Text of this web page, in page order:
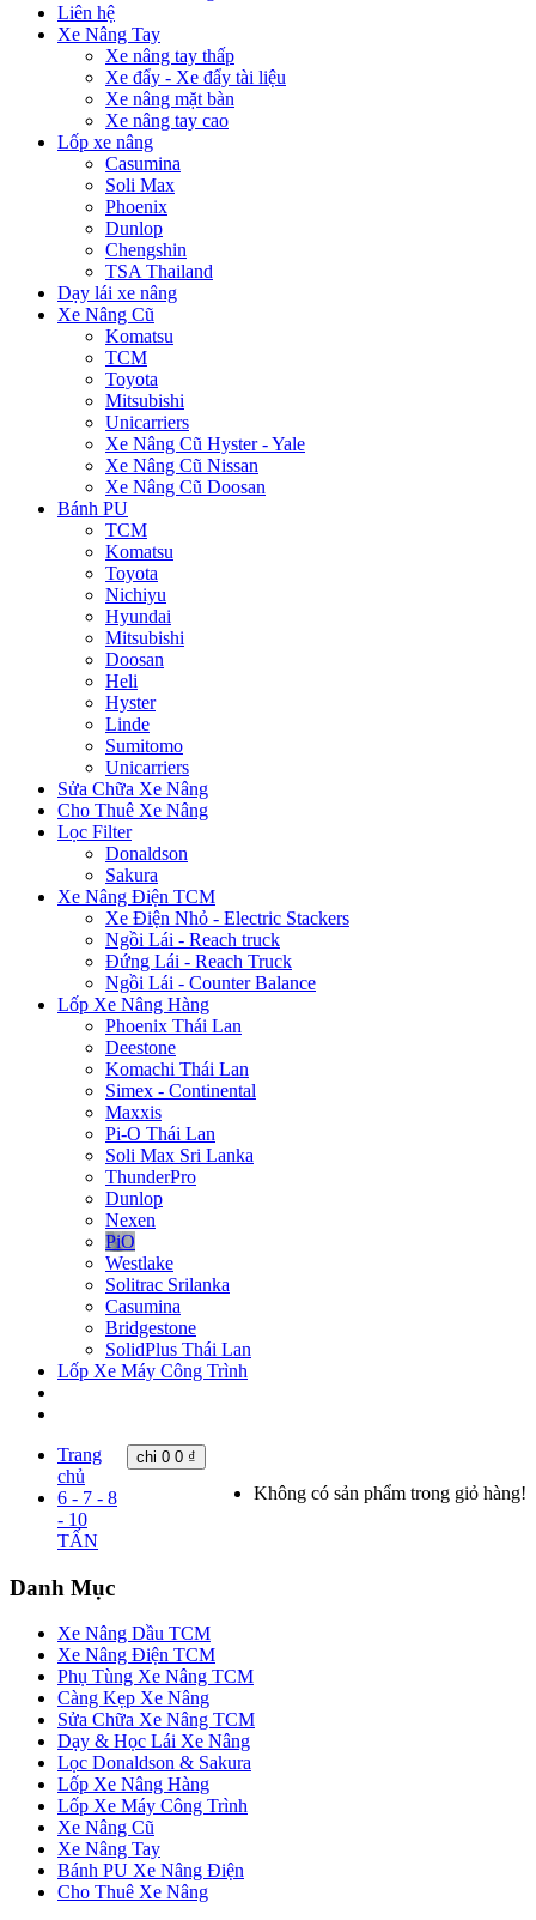
Liên hệ
Xe Nâng Tay
Xe nâng tay thấp
Xe đẩy - Xe đẩy tài liệu
Xe nâng mặt bàn
Xe nâng tay cao
Lốp xe nâng
Casumina
Soli Max
Phoenix
Dunlop
Chengshin
TSA Thailand
Dạy lái xe nâng
Xe Nâng Cũ
Komatsu
TCM
Toyota
Mitsubishi
Unicarriers
Xe Nâng Cũ Hyster - Yale
Xe Nâng Cũ Nissan
Xe Nâng Cũ Doosan
Bánh PU
TCM
Komatsu
Toyota
Nichiyu
Hyundai
Mitsubishi
Doosan
Heli
Hyster
Linde
Sumitomo
Unicarriers
Sửa Chữa Xe Nâng
Cho Thuê Xe Nâng
Lọc Filter
Donaldson
Sakura
Xe Nâng Điện TCM
Xe Điện Nhỏ - Electric Stackers
Ngồi Lái - Reach truck
Đứng Lái - Reach Truck
Ngồi Lái - Counter Balance
Lốp Xe Nâng Hàng
Phoenix Thái Lan
Deestone
Komachi Thái Lan
Simex - Continental
Maxxis
Pi-O Thái Lan
Soli Max Sri Lanka
ThunderPro
Dunlop
Nexen
PiO
Westlake
Solitrac Srilanka
Casumina
Bridgestone
SolidPlus Thái Lan
Lốp Xe Máy Công Trình
chi 0 0 ₫
Không có sản phẩm trong giỏ hàng!
Trang
chủ
6 - 7 - 8
- 10
TẤN
Danh Mục
Xe Nâng Dầu TCM
Xe Nâng Điện TCM
Phụ Tùng Xe Nâng TCM
Càng Kẹp Xe Nâng
Sửa Chữa Xe Nâng TCM
Dạy & Học Lái Xe Nâng
Lọc Donaldson & Sakura
Lốp Xe Nâng Hàng
Lốp Xe Máy Công Trình
Xe Nâng Cũ
Xe Nâng Tay
Bánh PU Xe Nâng Điện
Cho Thuê Xe Nâng